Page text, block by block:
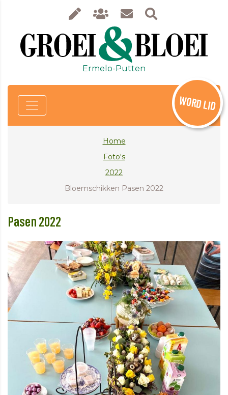
Ermelo-Putten
WORD LID
Home
Foto's
2022
Bloemschikken Pasen 2022
Pasen 2022